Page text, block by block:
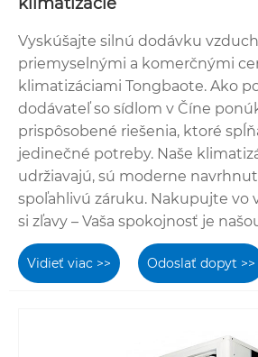
Vyskúšajte silnú dodávku
priemyselnými a komerčnými
klimatizáciami Tongbaote. Ako
dodávateľ so sídlom v Číne
prispôsobené riešenia, ktoré
jedinečné potreby. Naše
udržiavajú, sú moderne
spoľahlivú záruku. Nakupujte vo
si zľavy – Vaša spokojnosť je
Vidieť viac >> Odoslať dopyt >>